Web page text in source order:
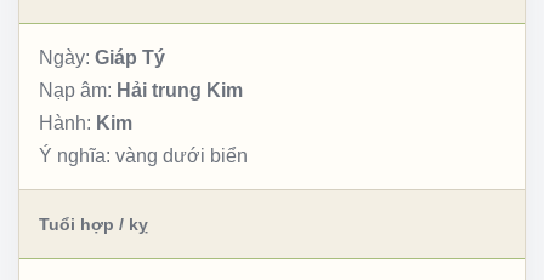
Ngày: Giáp Tý
Nạp âm: Hải trung Kim
Hành: Kim
Ý nghĩa: vàng dưới biển
Tuổi hợp / kỵ